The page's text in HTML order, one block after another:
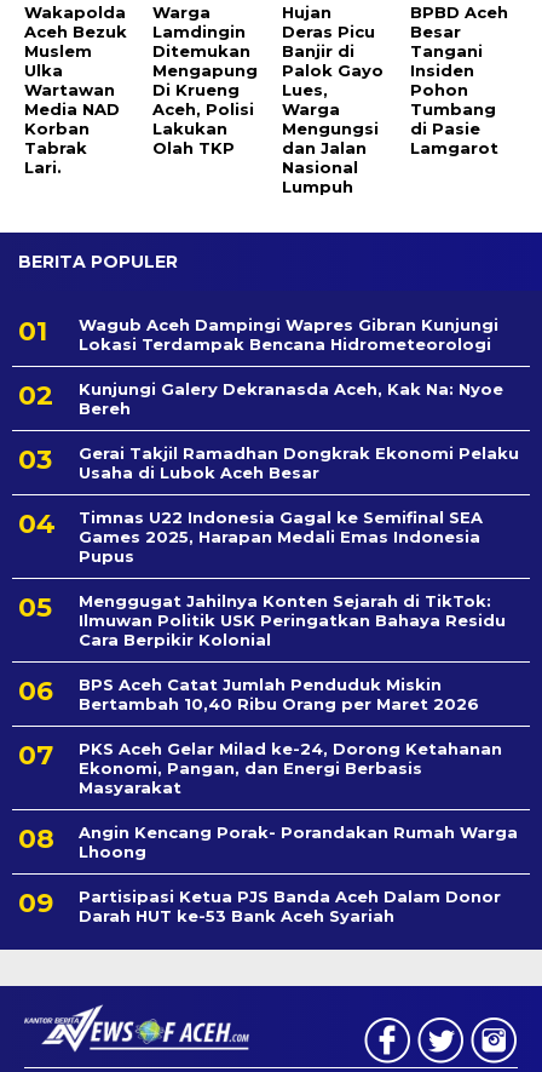
Wakapolda
Aceh Bezuk
Muslem
Ulka
Wartawan
Media NAD
Korban
Tabrak
Lari.
Warga
Lamdingin
Ditemukan
Mengapung
Di Krueng
Aceh, Polisi
Lakukan
Olah TKP
Hujan
Deras Picu
Banjir di
Palok Gayo
Lues,
Warga
Mengungsi
dan Jalan
Nasional
Lumpuh
BPBD Aceh
Besar
Tangani
Insiden
Pohon
Tumbang
di Pasie
Lamgarot
BERITA POPULER
Wagub Aceh Dampingi Wapres Gibran Kunjungi
Lokasi Terdampak Bencana Hidrometeorologi
Kunjungi Galery Dekranasda Aceh, Kak Na: Nyoe
Bereh
Gerai Takjil Ramadhan Dongkrak Ekonomi Pelaku
Usaha di Lubok Aceh Besar
Timnas U22 Indonesia Gagal ke Semifinal SEA
Games 2025, Harapan Medali Emas Indonesia
Pupus
Menggugat Jahilnya Konten Sejarah di TikTok:
Ilmuwan Politik USK Peringatkan Bahaya Residu
Cara Berpikir Kolonial
BPS Aceh Catat Jumlah Penduduk Miskin
Bertambah 10,40 Ribu Orang per Maret 2026
PKS Aceh Gelar Milad ke-24, Dorong Ketahanan
Ekonomi, Pangan, dan Energi Berbasis
Masyarakat
Angin Kencang Porak- Porandakan Rumah Warga
Lhoong
Partisipasi Ketua PJS Banda Aceh Dalam Donor
Darah HUT ke-53 Bank Aceh Syariah